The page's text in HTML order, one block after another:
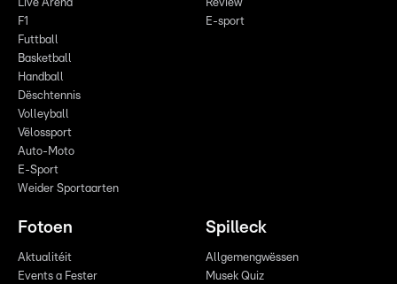
Live Arena
F1
Futtball
Basketball
Handball
Dëschtennis
Volleyball
Vëlossport
Auto-Moto
E-Sport
Weider Sportaarten
Review
E-sport
Fotoen
Aktualitéit
Events a Fester
Spilleck
Allgemengwëssen
Musek Quiz